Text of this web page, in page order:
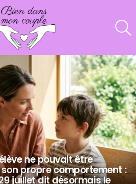
ne pouvait être
propre comportement :
juillet dit désormais le